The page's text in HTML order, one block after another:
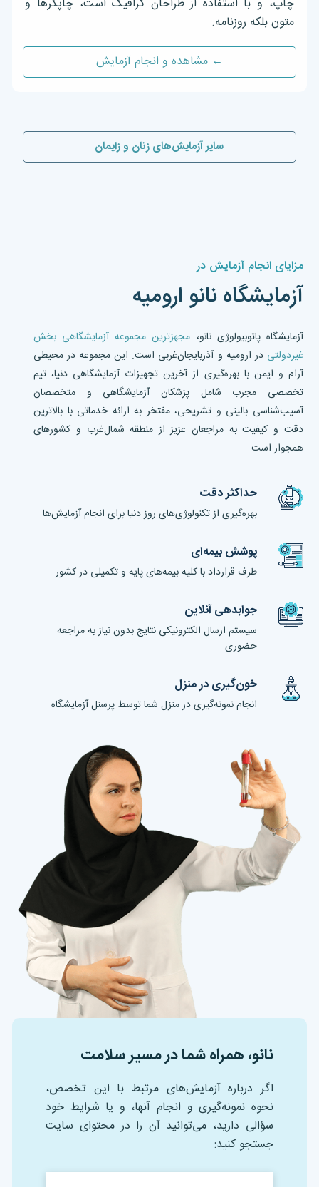
چاپ، و با استفاده از طراحان گرافیک است، چاپگرها و
متون بلکه روزنامه.
← مشاهده و انجام آزمایش
سایر آزمایش‌های زنان و زایمان
مزایای انجام آزمایش در
آزمایشگاه نانو ارومیه
آزمایشگاه پاتوبیولوژی نانو، مجهزترین مجموعه آزمایشگاهی بخش
غیردولتی در ارومیه و آذربایجان‌غربی است. این مجموعه در محیطی
آرام و ایمن با بهره‌گیری از آخرین تجهیزات آزمایشگاهی دنیا، تیم
تخصصی مجرب شامل پزشکان آزمایشگاهی و متخصصان
آسیب‌شناسی بالینی و تشریحی، مفتخر به ارائه خدماتی با بالاترین
دقت و کیفیت به مراجعان عزیز از منطقه شمال‌غرب و کشورهای
همجوار است.
حداکثر دقت
بهره‌گیری از تکنولوژی‌های روز دنیا برای انجام آزمایش‌ها
پوشش بیمه‌ای
طرف قرارداد با کلیه بیمه‌های پایه و تکمیلی در کشور
جوابدهی آنلاین
سیستم ارسال الکترونیکی نتایج بدون نیاز به مراجعه
حضوری
خون‌گیری در منزل
انجام نمونه‌گیری در منزل شما توسط پرسنل آزمایشگاه
نانو، همراه شما در مسیر سلامت
اگر درباره آزمایش‌های مرتبط با این تخصص،
نحوه نمونه‌گیری و انجام آنها، و یا شرایط خود
سؤالی دارید، می‌توانید آن را در محتوای سایت
جستجو کنید: